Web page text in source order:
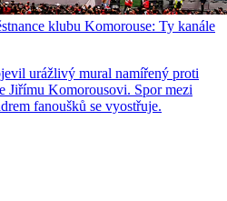
klubu Komorouse: Ty kanále
urážlivý mural namířený proti
Jiřímu Komorousovi. Spor mezi
fanoušků se vyostřuje.